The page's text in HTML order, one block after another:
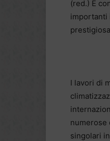
(red.) È
importanti
I lavori di
numerose
singolari